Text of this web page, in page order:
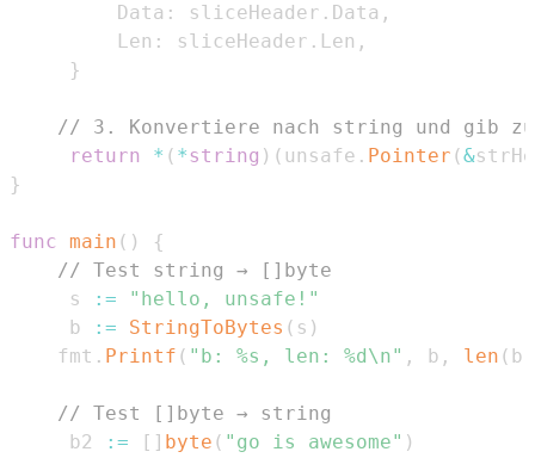
		 Data
: sliceHeader . Data ,
		 Len
: sliceHeader . Len ,
}
// 3. Konvertiere nach string und gib
return
* ( *string ) ( unsafe . Pointer (&
}
func main ( )
{
// Test string → []byte
	 s
:=
"hello, unsafe!"
	 b
:= StringToBytes ( s )
	fmt
. Printf ( "b: %s, len: %d\n" , b , len ( b
// Test []byte → string
	 b2
:= [ ] byte ( "go is awesome" )